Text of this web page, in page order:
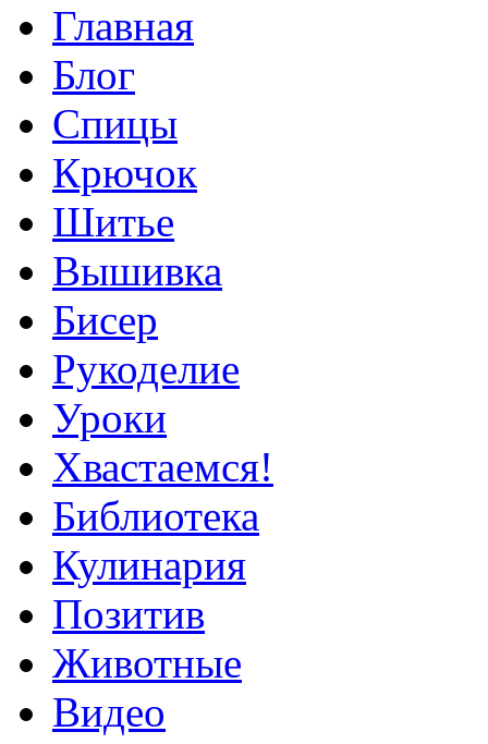
Главная
Блог
Спицы
Крючок
Шитье
Вышивка
Бисер
Рукоделие
Уроки
Хвастаемся!
Библиотека
Кулинария
Позитив
Животные
Видео